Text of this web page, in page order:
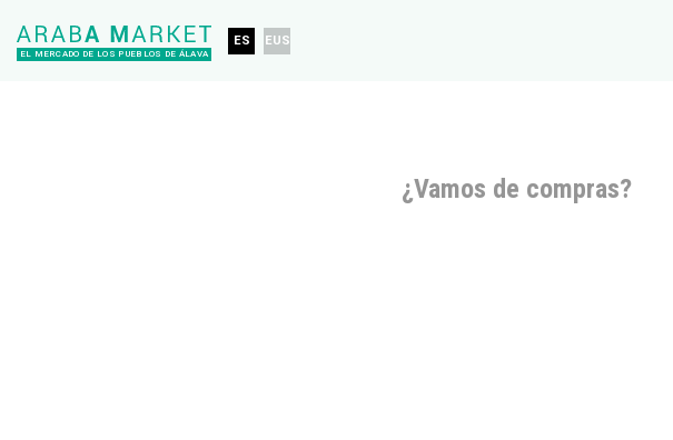
EL MERCADO DE LOS PUEBLOS DE ÁLAVA
ES EUS
¿Vamos de compras?